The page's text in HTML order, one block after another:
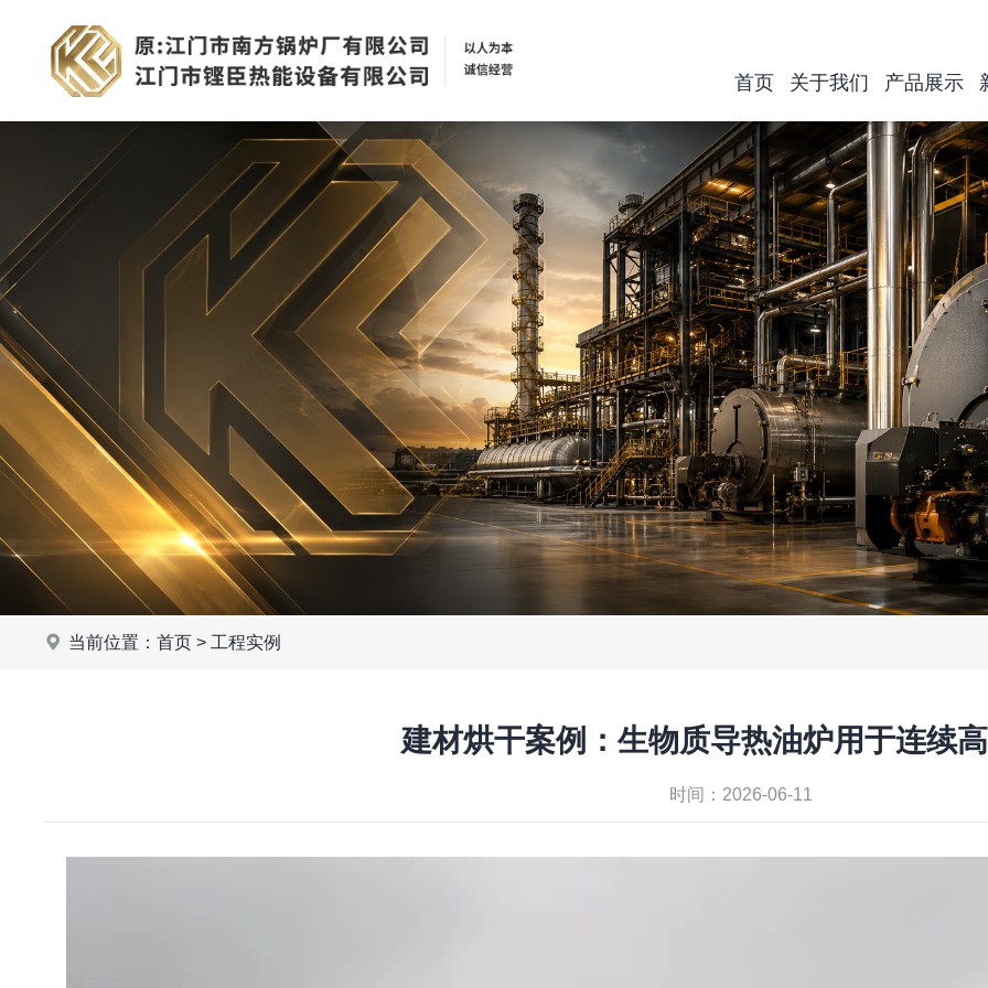
首页 关于我们 产品展示
当前位置：首页 > 工程实例
建材烘干案例：生物质导热油炉用于连续
时间：2026-06-11